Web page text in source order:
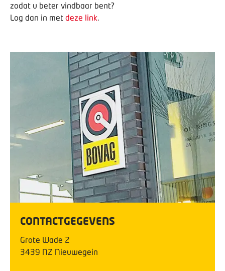
zodat u beter vindbaar bent?
Log dan in met deze link.
CONTACTGEGEVENS
Grote Wade 2
3439 NZ Nieuwegein